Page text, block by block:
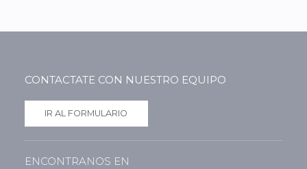
CONTACTATE CON NUESTRO EQUIPO
IR AL FORMULARIO
ENCONTRANOS EN